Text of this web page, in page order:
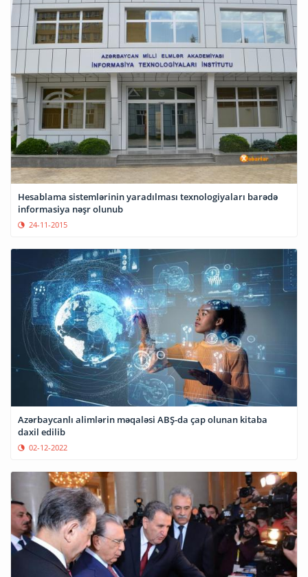
Hesablama sistemlərinin yaradılması texnologiyaları barədə
informasiya nəşr olunub
24-11-2015
Azərbaycanlı alimlərin məqaləsi ABŞ-da çap olunan kitaba
daxil edilib
02-12-2022